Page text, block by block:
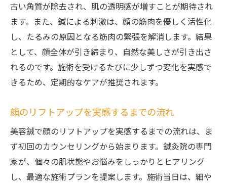
古い角質が除去され、肌の透明感が増すことが期待され
ます。また、鍼による刺激は、顔の筋肉を優しく活性化
し、たるみの原因となる筋肉の緊張を解消します。結果
として、顔全体が引き締まり、自然な美しさが引き出さ
れるのです。施術を受けるたびに少しずつ変化を実感で
きるため、定期的なケアが推奨されます。
顔のリフトアップを実感するまでの流れ
美容鍼で顔のリフトアップを実感するまでの流れは、ま
ず初回のカウンセリングから始まります。鍼灸院の専門
家が、個々の肌状態やお悩みをしっかりとヒアリング
し、最適な施術プランを提案します。施術当日は、細や